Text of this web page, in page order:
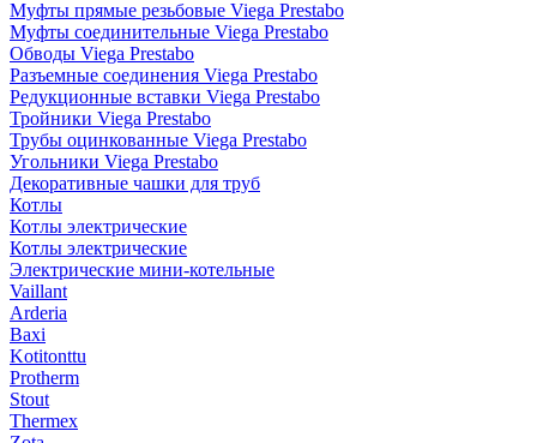
Муфты прямые резьбовые Viega Prestabo
Муфты соединительные Viega Prestabo
Обводы Viega Prestabo
Разъемные соединения Viega Prestabo
Редукционные вставки Viega Prestabo
Тройники Viega Prestabo
Трубы оцинкованные Viega Prestabo
Угольники Viega Prestabo
Декоративные чашки для труб
Котлы
Котлы электрические
Котлы электрические
Электрические мини-котельные
Vaillant
Arderia
Baxi
Kotitonttu
Protherm
Stout
Thermex